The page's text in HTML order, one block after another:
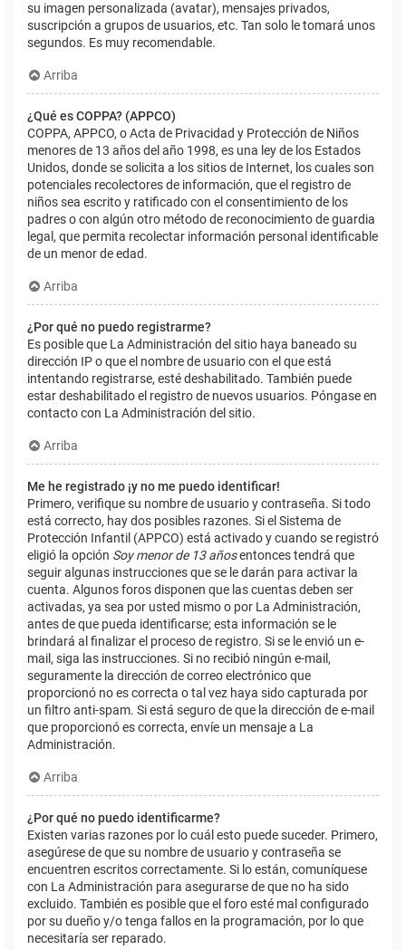
su imagen personalizada (avatar), mensajes privados,
suscripción a grupos de usuarios, etc. Tan solo le tomará unos
segundos. Es muy recomendable.
Arriba
¿Qué es COPPA? (APPCO)
COPPA, APPCO, o Acta de Privacidad y Protección de Niños
menores de 13 años del año 1998, es una ley de los Estados
Unidos, donde se solicita a los sitios de Internet, los cuales son
potenciales recolectores de información, que el registro de
niños sea escrito y ratificado con el consentimiento de los
padres o con algún otro método de reconocimiento de guardia
legal, que permita recolectar información personal identificable
de un menor de edad.
Arriba
¿Por qué no puedo registrarme?
Es posible que La Administración del sitio haya baneado su
dirección IP o que el nombre de usuario con el que está
intentando registrarse, esté deshabilitado. También puede
estar deshabilitado el registro de nuevos usuarios. Póngase en
contacto con La Administración del sitio.
Arriba
Me he registrado ¡y no me puedo identificar!
Primero, verifique su nombre de usuario y contraseña. Si todo
está correcto, hay dos posibles razones. Si el Sistema de
Protección Infantil (APPCO) está activado y cuando se registró
eligió la opción Soy menor de 13 añosentonces tendrá que
seguir algunas instrucciones que se le darán para activar la
cuenta. Algunos foros disponen que las cuentas deben ser
activadas, ya sea por usted mismo o por La Administración,
antes de que pueda identificarse; esta información se le
brindará al finalizar el proceso de registro. Si se le envió un e-
mail, siga las instrucciones. Si no recibió ningún e-mail,
seguramente la dirección de correo electrónico que
proporcionó no es correcta o tal vez haya sido capturada por
un filtro anti-spam. Si está seguro de que la dirección de e-mail
que proporcionó es correcta, envíe un mensaje a La
Administración.
Arriba
¿Por qué no puedo identificarme?
Existen varias razones por lo cuál esto puede suceder. Primero,
asegúrese de que su nombre de usuario y contraseña se
encuentren escritos correctamente. Si lo están, comuníquese
con La Administración para asegurarse de que no ha sido
excluido. También es posible que el foro esté mal configurado
por su dueño y/o tenga fallos en la programación, por lo que
necesitaría ser reparado.